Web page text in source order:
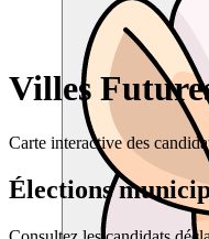
Villes
Carte interactive des
Élections